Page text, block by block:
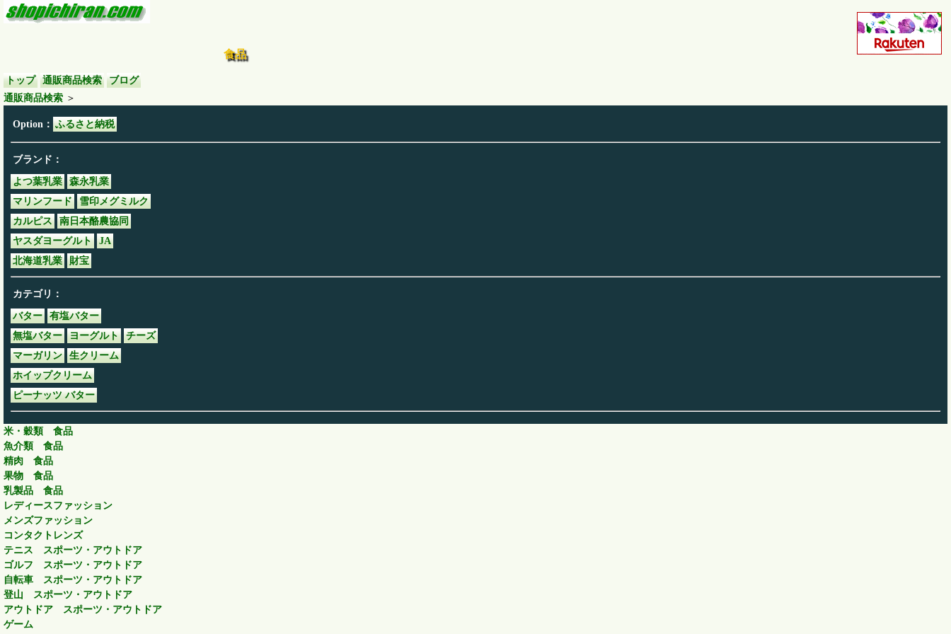
食品
トップ 通販商品検索
ブログ
通販商品検索 ＞
Option： ふるさと納税
ブランド：
よつ葉乳業
森永乳業
マリンフード
雪印メグミルク
カルピス
南日本酪農協同
ヤスダヨーグルト
JA
北海道乳業
財宝
カテゴリ：
バター
有塩バター
無塩バター
ヨーグルト
チーズ
マーガリン
生クリーム
ホイップクリーム
ピーナッツ バター
米・穀類 食品
魚介類 食品
精肉 食品
果物 食品
乳製品 食品
レディースファッション
メンズファッション
コンタクトレンズ
テニス スポーツ・アウトドア
ゴルフ スポーツ・アウトドア
自転車 スポーツ・アウトドア
登山 スポーツ・アウトドア
アウトドア スポーツ・アウトドア
ゲーム